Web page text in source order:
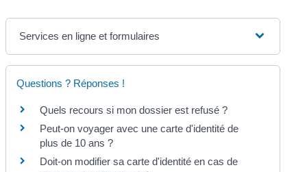
Services en ligne et formulaires
Questions ? Réponses !
Quels recours si mon dossier est refusé ?
Peut-on voyager avec une carte d'identité de
plus de 10 ans ?
Doit-on modifier sa carte d'identité en cas de